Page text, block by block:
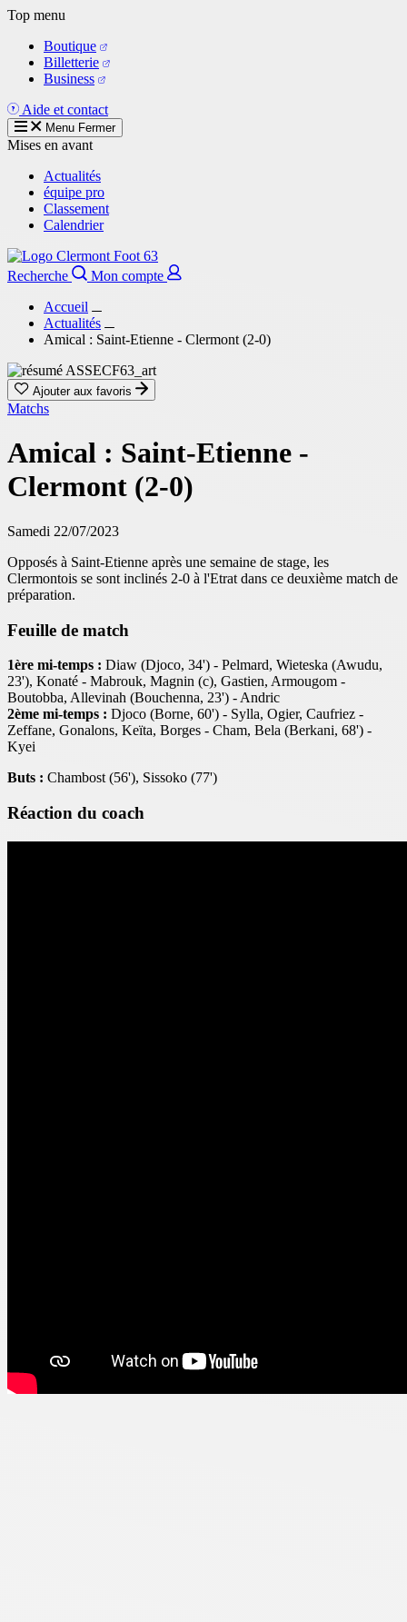
Aller
contenu
principal
Top menu
Boutique
Billetterie
Business
Aide et contact
Menu Fermer
Mises en avant
Actualités
équipe pro
Classement
Calendrier
Recherche
Mon compte
Accueil
Actualités
Amical : Saint-Etienne - Clermont (2-0)
Ajouter aux favoris
Matchs
Amical : Saint-Etienne -
Clermont (2-0)
Samedi 22/07/2023
Opposés à Saint-Etienne après une semaine de stage, les
Clermontois se sont inclinés 2-0 à l'Etrat dans ce deuxième match de
préparation.
Feuille de match
1ère mi-temps : Diaw (Djoco, 34') - Pelmard, Wieteska (Awudu,
23'), Konaté - Mabrouk, Magnin (c), Gastien, Armougom -
Boutobba, Allevinah (Bouchenna, 23') - Andric
2ème mi-temps : Djoco (Borne, 60') - Sylla, Ogier, Caufriez -
Zeffane, Gonalons, Keïta, Borges - Cham, Bela (Berkani, 68') -
Kyei
Buts : Chambost (56'), Sissoko (77')
Réaction du coach